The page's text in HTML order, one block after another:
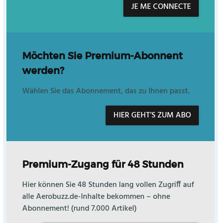
JE ME CONNECTE
Möchten Sie Premium-Abonnent
werden?
Wählen Sie das Abonnement, das zu Ihnen passt.
HIER GEHT’S ZUM ABO
Premium-Zugang für 48 Stunden
Hier können Sie 48 Stunden lang vollen Zugriff auf
alle Aerobuzz.de-Inhalte bekommen – ohne
Abonnement! (rund 7.000 Artikel)